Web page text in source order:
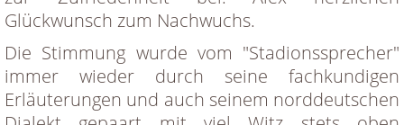
Glückwunsch zum Nachwuchs.
Die Stimmung wurde vom "Stadionssprecher"
immer wieder durch seine fachkundigen
Erläuterungen und auch seinem norddeutschen